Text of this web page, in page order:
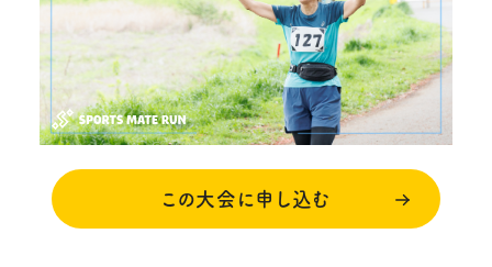
この大会に申し込む